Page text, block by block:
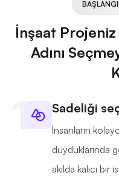
İnşaat
Adını
Sadeliği
İnsanların
duyduklarında
akılda kalıcı bir